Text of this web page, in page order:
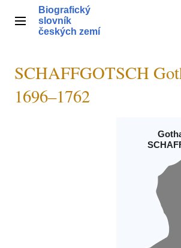
obsahHlavní menu
Biografický
slovník
českých zemí
SCHAFFGOTSCH
1696–1762